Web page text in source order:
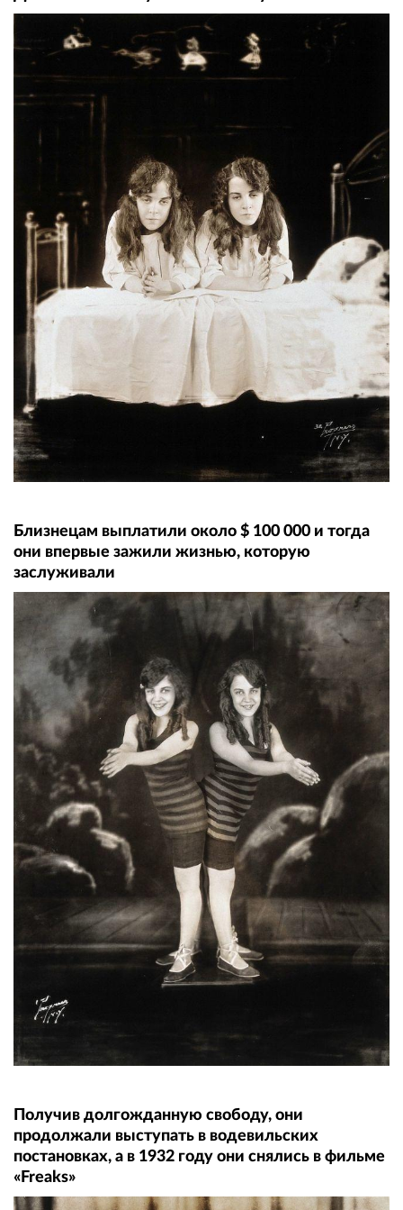
Близнецам выплатили около $ 100 000 и тогда
они впервые зажили жизнью, которую
заслуживали
Получив долгожданную свободу, они
продолжали выступать в водевильских
постановках, а в 1932 году они снялись в фильме
«Freaks»